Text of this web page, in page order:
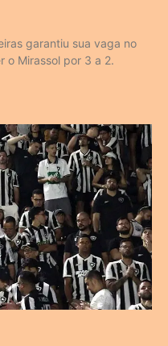
garantiu sua vaga no
o Mirassol por 3 a 2.